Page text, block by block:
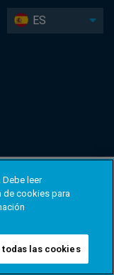
ES
leer
de cookies para
las cookies